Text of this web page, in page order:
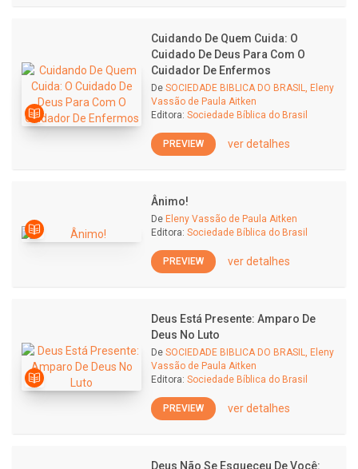
Cuidando De Quem Cuida: O
Cuidado De Deus Para Com O
Cuidador De Enfermos
De SOCIEDADE BIBLICA DO BRASIL, Eleny
Vassão de Paula Aitken
Editora: Sociedade Bíblica do Brasil
PREVIEW ver detalhes
Ânimo!
De Eleny Vassão de Paula Aitken
Editora: Sociedade Bíblica do Brasil
PREVIEW ver detalhes
Deus Está Presente: Amparo De
Deus No Luto
De SOCIEDADE BIBLICA DO BRASIL, Eleny
Vassão de Paula Aitken
Editora: Sociedade Bíblica do Brasil
PREVIEW ver detalhes
Deus Não Se Esqueceu De Você: